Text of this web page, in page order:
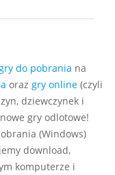
do pobrania na
oraz gry online (czyli
dziewczynek i
gry odlotowe!
(Windows)
download,
komputerze i